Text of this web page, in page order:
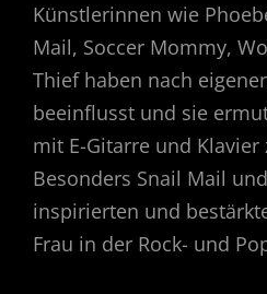
Künstlerinnen wie
Mail, Soccer Mommy,
Thief haben nach
beeinflusst und sie
mit E-Gitarre und Klavier
Besonders Snail Mail
inspirierten und
Frau in der Rock- und